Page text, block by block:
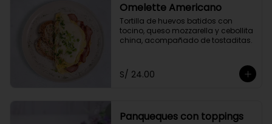
Omelette Americano
Tortilla de huevos batidos con
tocino, queso mozzarella y cebollita
china, acompañado de tostaditas.
S/ 24.00
Panqueques con toppings